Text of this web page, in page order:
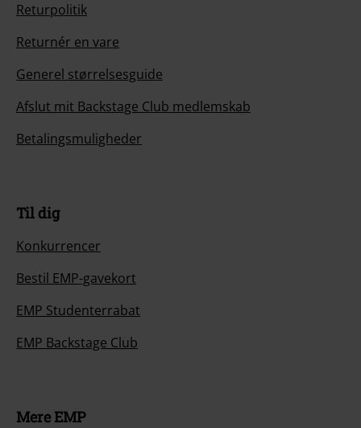
Returpolitik
Returnér en vare
Generel størrelsesguide
Afslut mit Backstage Club medlemskab
Betalingsmuligheder
Til dig
Konkurrencer
Bestil EMP-gavekort
EMP Studenterrabat
EMP Backstage Club
Mere EMP